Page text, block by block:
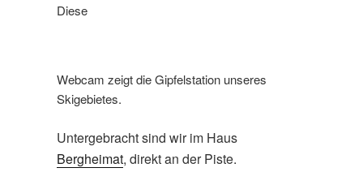
Diese
Webcam zeigt die Gipfelstation unseres
Skigebietes.
Untergebracht sind wir im Haus
Bergheimat, direkt an der Piste.